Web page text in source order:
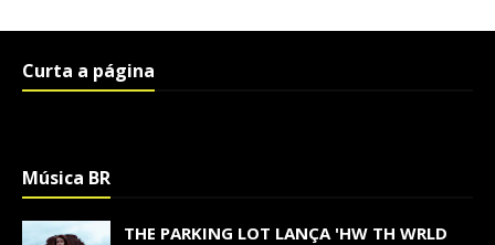
Curta a página
Música BR
THE PARKING LOT LANÇA 'HW TH WRLD